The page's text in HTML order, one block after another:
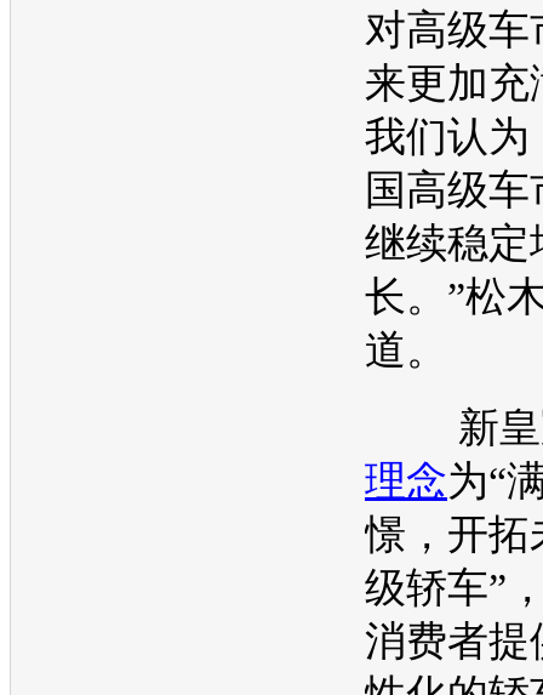
对高级车
来更加充
我们认为
国高级
继续稳定
长。”松
道。
新
理念为“
憬，开拓
级轿车”
消费者提